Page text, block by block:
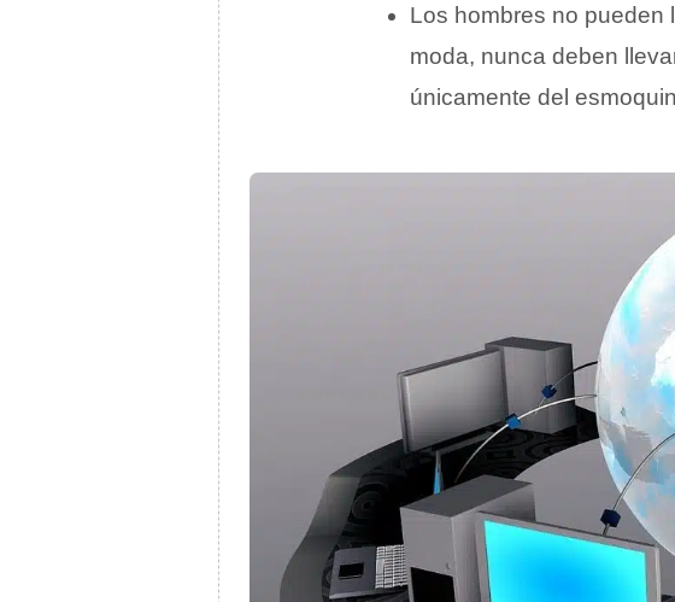
Los hombres no pueden
moda, nunca deben
únicamente del